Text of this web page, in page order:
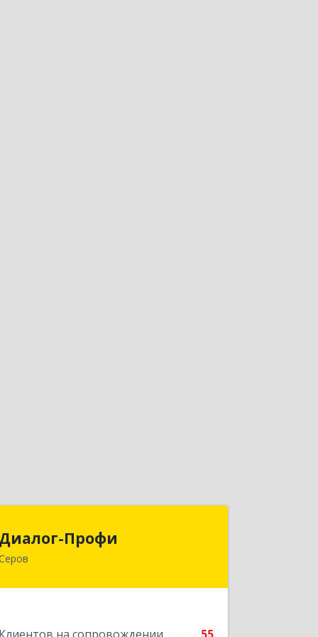
Диалог-Профи
Диалог-Профи
624980, Свердловская обл, Серов г,